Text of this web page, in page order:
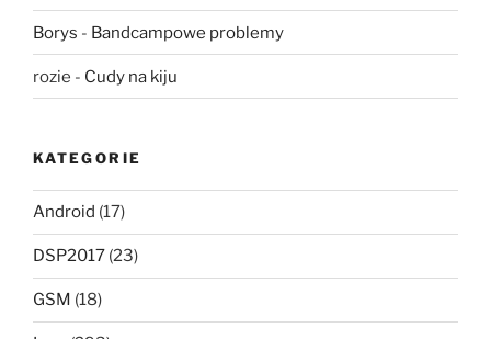
Borys - Bandcampowe problemy
rozie - Cudy na kiju
KATEGORIE
Android (17)
DSP2017 (23)
GSM (18)